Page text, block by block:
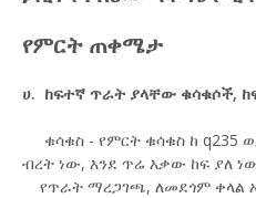
የምርት ጠቀሜታ
ሀ. ከፍተኛ ጥራት ያላቸው ቁሳቁሶች,
ቁሳቁስ - የምርት ቁሳቁስ ከ q235
ብረት ነው, እንደ ጥሬ እቃው ከፍ ያለ
የጥራት ማረጋገጫ, ለመደጎም ቀላል